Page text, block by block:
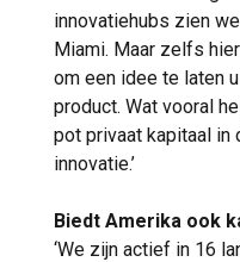
innovatiehubs zien
Miami. Maar zelfs
om een idee te laten
product. Wat vooral
pot privaat kapitaal in
innovatie.’
Biedt Amerika ook
‘We zijn actief in 16